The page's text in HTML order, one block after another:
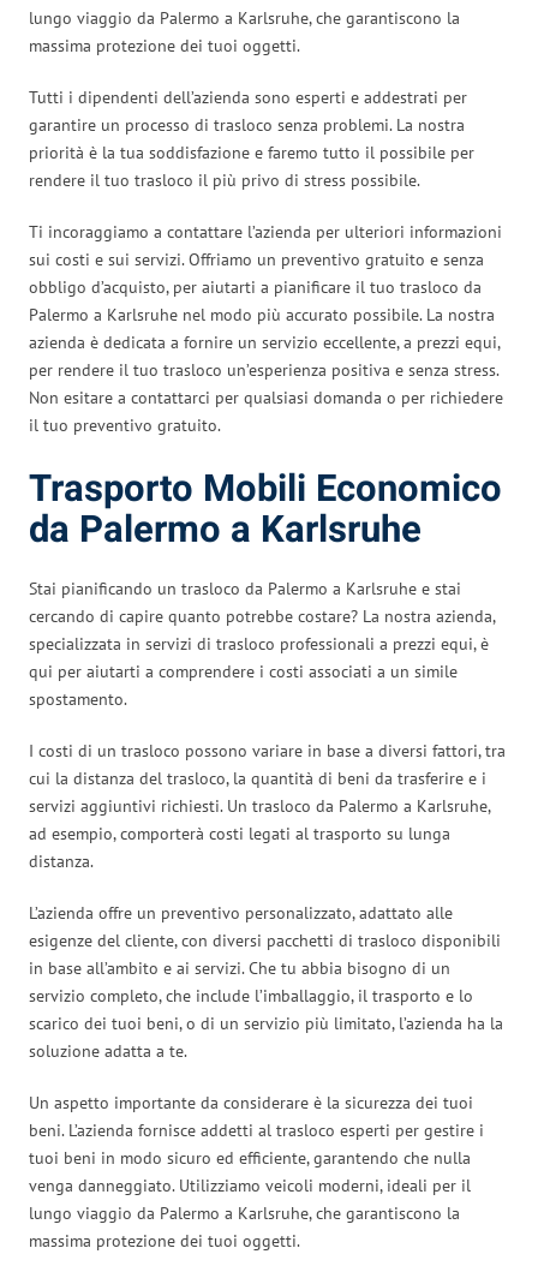
lungo viaggio da Palermo a Karlsruhe, che garantiscono la
massima protezione dei tuoi oggetti.
Tutti i dipendenti dell’azienda sono esperti e addestrati per
garantire un processo di trasloco senza problemi. La nostra
priorità è la tua soddisfazione e faremo tutto il possibile per
rendere il tuo trasloco il più privo di stress possibile.
Ti incoraggiamo a contattare l’azienda per ulteriori informazioni
sui costi e sui servizi. Offriamo un preventivo gratuito e senza
obbligo d’acquisto, per aiutarti a pianificare il tuo trasloco da
Palermo a Karlsruhe nel modo più accurato possibile. La nostra
azienda è dedicata a fornire un servizio eccellente, a prezzi equi,
per rendere il tuo trasloco un’esperienza positiva e senza stress.
Non esitare a contattarci per qualsiasi domanda o per richiedere
il tuo preventivo gratuito.
Trasporto Mobili Economico
da Palermo a Karlsruhe
Stai pianificando un trasloco da Palermo a Karlsruhe e stai
cercando di capire quanto potrebbe costare? La nostra azienda,
specializzata in servizi di trasloco professionali a prezzi equi, è
qui per aiutarti a comprendere i costi associati a un simile
spostamento.
I costi di un trasloco possono variare in base a diversi fattori, tra
cui la distanza del trasloco, la quantità di beni da trasferire e i
servizi aggiuntivi richiesti. Un trasloco da Palermo a Karlsruhe,
ad esempio, comporterà costi legati al trasporto su lunga
distanza.
L’azienda offre un preventivo personalizzato, adattato alle
esigenze del cliente, con diversi pacchetti di trasloco disponibili
in base all’ambito e ai servizi. Che tu abbia bisogno di un
servizio completo, che include l’imballaggio, il trasporto e lo
scarico dei tuoi beni, o di un servizio più limitato, l’azienda ha la
soluzione adatta a te.
Un aspetto importante da considerare è la sicurezza dei tuoi
beni. L’azienda fornisce addetti al trasloco esperti per gestire i
tuoi beni in modo sicuro ed efficiente, garantendo che nulla
venga danneggiato. Utilizziamo veicoli moderni, ideali per il
lungo viaggio da Palermo a Karlsruhe, che garantiscono la
massima protezione dei tuoi oggetti.